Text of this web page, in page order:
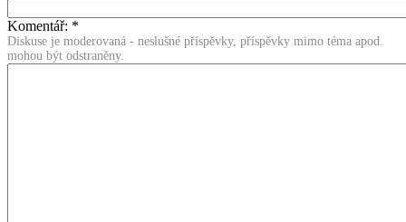
Komentář: *
Diskuse je moderovaná - neslušné příspěvky, příspěvky mimo téma apod.
mohou být odstraněny.